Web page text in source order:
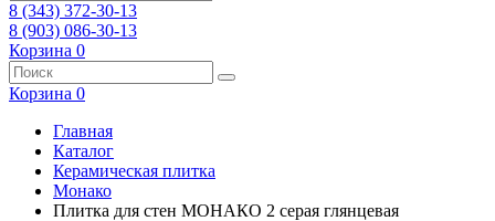
8 (343) 372-30-13
8 (903) 086-30-13
Корзина 0
Корзина 0
Главная
Каталог
Керамическая плитка
Монако
Плитка для стен МОНАКО 2 серая глянцевая